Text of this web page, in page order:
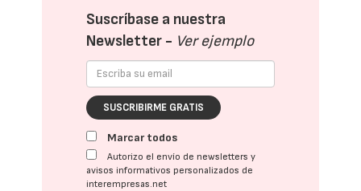
Suscríbase a nuestra
Newsletter - Ver ejemplo
SUSCRIBIRME GRATIS
Marcar todos
Autorizo el envío de newsletters y
avisos informativos personalizados de
interempresas.net